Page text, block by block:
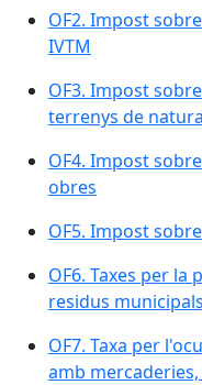
OF2. Impost
IVTM
OF3. Impost
terrenys de
OF4. Impost
obres
OF5. Impost
OF6. Taxes per
residus municipals
OF7. Taxa per
amb